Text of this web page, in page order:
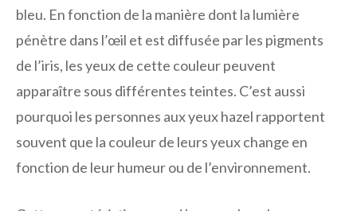
bleu. En fonction de la manière dont la lumière
pénètre dans l’œil et est diffusée par les pigments
de l’iris, les yeux de cette couleur peuvent
apparaître sous différentes teintes. C’est aussi
pourquoi les personnes aux yeux hazel rapportent
souvent que la couleur de leurs yeux change en
fonction de leur humeur ou de l’environnement.